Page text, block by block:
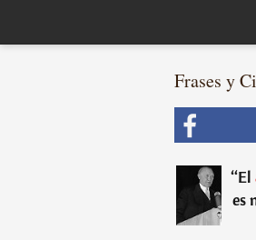
Frases y
“El
es